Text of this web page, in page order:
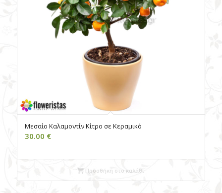
Μεσαίο Καλαμοντίν Kίτρο σε Kεραμικό
30.00 €
Προσθήκη στο καλάθι